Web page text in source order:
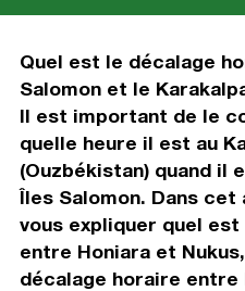
Quel est le décalage
Salomon et le
Il est important de le
quelle heure il est au
(Ouzbékistan) quand il
Îles Salomon. Dans
vous expliquer quel
entre Honiara et
décalage horaire entre